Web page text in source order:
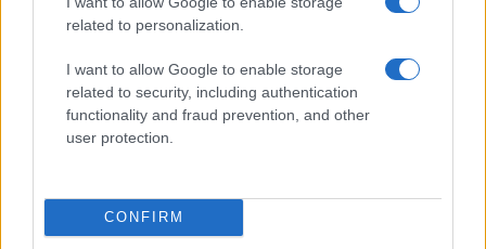
related to personalization.
I want to allow Google to enable storage
related to security, including authentication
functionality and fraud prevention, and other
user protection.
CONFIRM
proprio in questa direzione: mare e riposo per
preferisce una vacanza più dinamica.
Pronto per prenotare? Vedi la pagina della
offerte in corso
Club Santagiusta con €290 a persona.La
quota comprende il volo a/r per Cagliari da